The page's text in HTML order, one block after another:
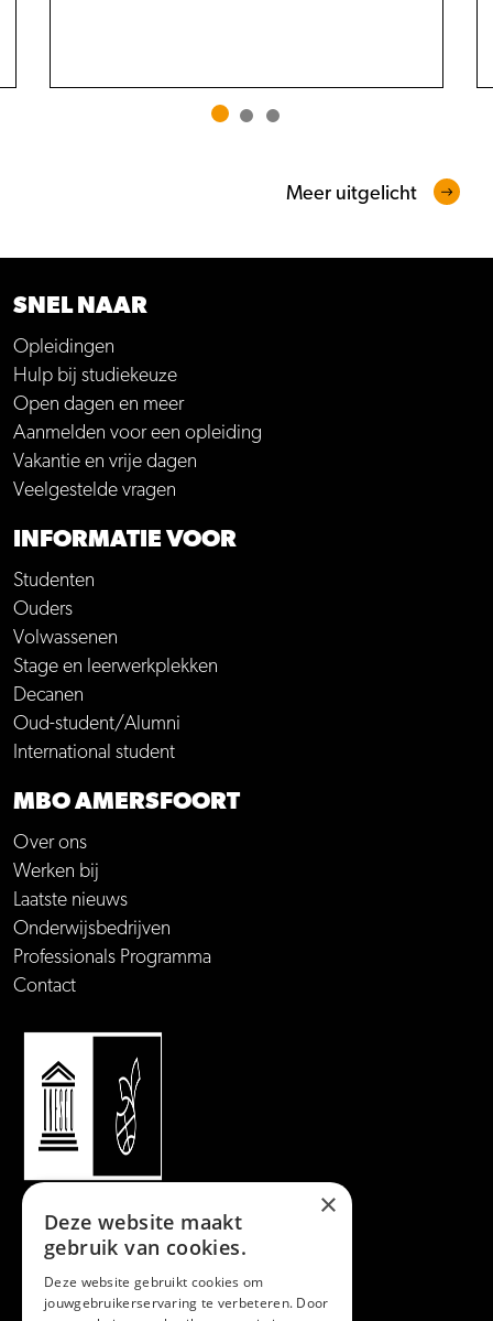
Meer uitgelicht
SNEL NAAR
Opleidingen
Hulp bij studiekeuze
Open dagen en meer
Aanmelden voor een opleiding
Vakantie en vrije dagen
Veelgestelde vragen
INFORMATIE VOOR
Studenten
Ouders
Volwassenen
Stage en leerwerkplekken
Decanen
Oud-student/Alumni
International student
MBO AMERSFOORT
Over ons
Werken bij
Laatste nieuws
Onderwijsbedrijven
Professionals Programma
Contact
×
Deze website maakt
gebruik van cookies.
Deze website gebruikt cookies om
jouwgebruikerservaring te verbeteren. Door